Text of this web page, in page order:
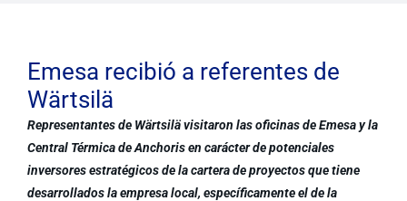
imagen
grande
Emesa recibió a referentes de
Wärtsilä
Representantes de Wärtsilä visitaron las oficinas de Emesa y la
Central Térmica de Anchoris en carácter de potenciales
inversores estratégicos de la cartera de proyectos que tiene
desarrollados la empresa local, específicamente el de la